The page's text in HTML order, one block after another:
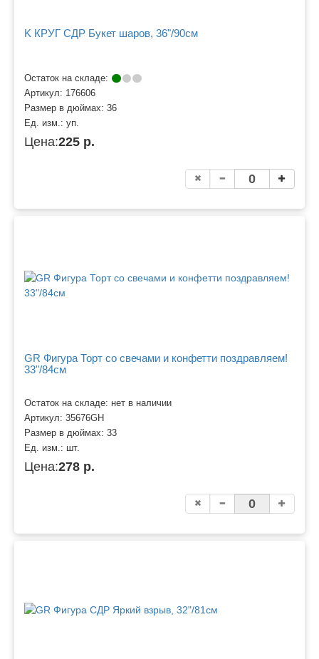
K КРУГ СДР Букет шаров, 36"/90см
Остаток на складе:
Артикул: 176606
Размер в дюймах: 36
Ед. изм.: уп.
Цена:225 р.
GR Фигура Торт со свечами и конфетти поздравляем!
33"/84см
Остаток на складе: нет в наличии
Артикул: 35676GH
Размер в дюймах: 33
Ед. изм.: шт.
Цена:278 р.